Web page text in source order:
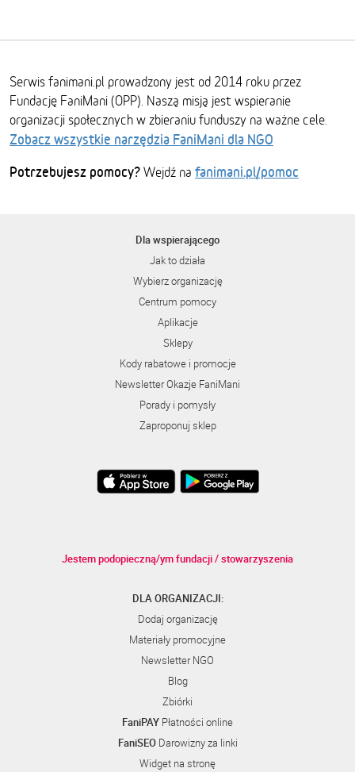
Serwis fanimani.pl prowadzony jest od 2014 roku przez
Fundację FaniMani (OPP). Naszą misją jest wspieranie
organizacji społecznych w zbieraniu funduszy na ważne cele.
Zobacz wszystkie narzędzia FaniMani dla NGO
Potrzebujesz pomocy? Wejdź na fanimani.pl/pomoc
Dla wspierającego
Jak to działa
Wybierz organizację
Centrum pomocy
Aplikacje
Sklepy
Kody rabatowe i promocje
Newsletter Okazje FaniMani
Porady i pomysły
Zaproponuj sklep
Jestem podopieczną/ym fundacji / stowarzyszenia
DLA ORGANIZACJI:
Dodaj organizację
Materiały promocyjne
Newsletter NGO
Blog
Zbiórki
FaniPAY Płatności online
FaniSEODarowizny za linki
Widget na stronę